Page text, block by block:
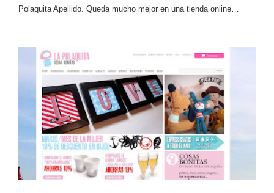
Polaquita Apellido. Queda mucho mejor en una tienda online…